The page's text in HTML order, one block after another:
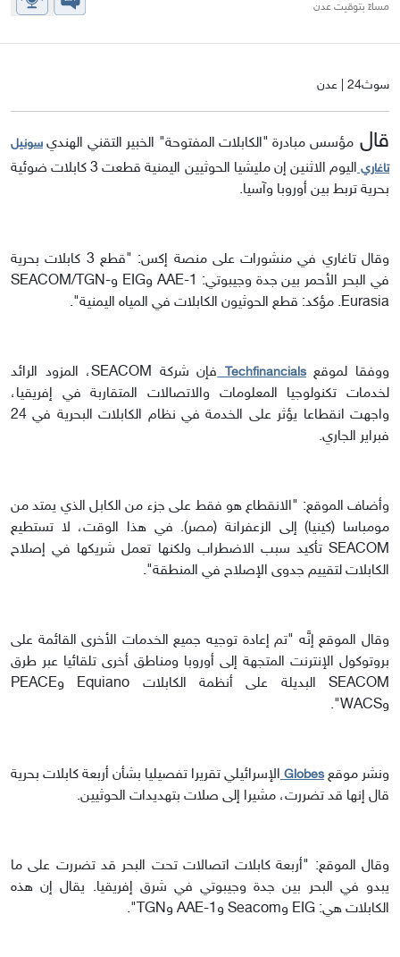
مساءً بتوقيت عدن
سوث24 | عدن
قالمؤسس مبادرة "الكابلات المفتوحة" الخبير التقني الهندي سونيل
تاغاري
اليوم الاثنين إن مليشيا الحوثيين اليمنية قطعت 3 كابلات ضوئية
بحرية تربط بين أوروبا وآسيا.
وقال تاغاري في منشورات على منصة إكس: "قطع 3 كابلات بحرية
في البحر الأحمر بين جدة وجيبوتي: AAE-1 وEIG وSEACOM/TGN-
Eurasia. مؤكد: قطع الحوثيون الكابلات في المياه اليمنية".
ووفقا لموقعTechfinancials
فإن شركة SEACOM، المزود الرائد
لخدمات تكنولوجيا المعلومات والاتصالات المتقاربة في إفريقيا،
واجهت انقطاعا يؤثر على الخدمة في نظام الكابلات البحرية في 24
فبراير الجاري.
وأضاف الموقع: "الانقطاع هو فقط على جزء من الكابل الذي يمتد من
مومباسا (كينيا) إلى الزعفرانة (مصر). في هذا الوقت، لا تستطيع
SEACOM تأكيد سبب الاضطراب ولكنها تعمل شريكها في إصلاح
الكابلات لتقييم جدوى الإصلاح في المنطقة".
وقال الموقع إنَّه "تم إعادة توجيه جميع الخدمات الأخرى القائمة على
بروتوكول الإنترنت المتجهة إلى أوروبا ومناطق أخرى تلقائيا عبر طرق
SEACOM البديلة على أنظمة الكابلات Equiano وPEACE
وWACS".
ونشر موقع Globes الإسرائيلي تقريرا تفصيليا بشأن أربعة كابلات بحرية
قال إنها قد تضررت، مشيرا إلى صلات بتهديدات الحوثيين.
وقال الموقع: "أربعة كابلات اتصالات تحت البحر قد تضررت على ما
يبدو في البحر بين جدة وجيبوتي في شرق إفريقيا. يقال إن هذه
الكابلات هي: EIG وSeacom وAAE-1 وTGN".